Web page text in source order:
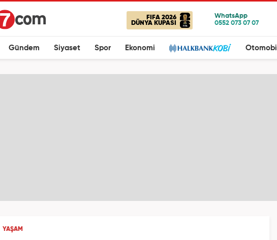
FIFA 2026
DÜNYA KUPASI
Gündem Siyaset Spor Ekonomi Otomobil
YAŞAM